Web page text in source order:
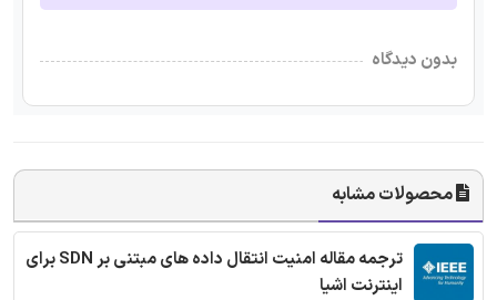
بدون دیدگاه
محصولات مشابه
ترجمه مقاله امنیت انتقال داده های مبتنی بر SDN برای
اینترنت اشیا